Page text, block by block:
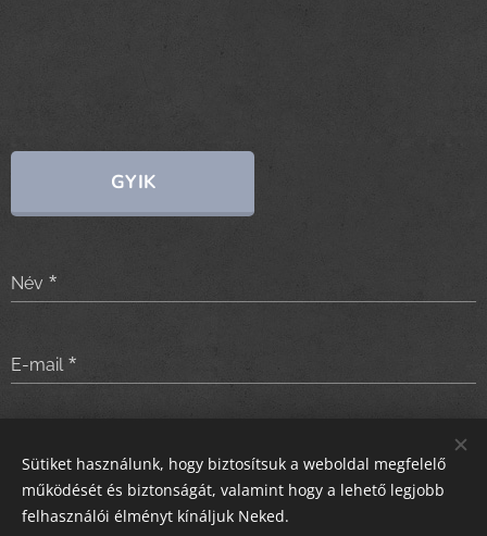
GYIK
Név
E-mail
Sütiket használunk, hogy biztosítsuk a weboldal megfelelő
működését és biztonságát, valamint hogy a lehető legjobb
felhasználói élményt kínáljuk Neked.